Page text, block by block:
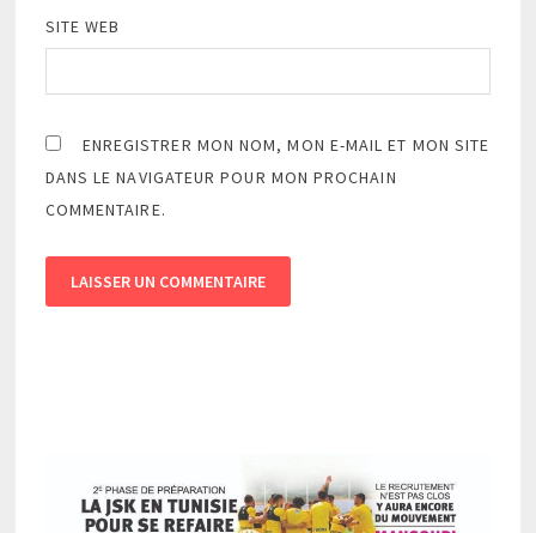
SITE WEB
ENREGISTRER MON NOM, MON E-MAIL ET MON SITE
DANS LE NAVIGATEUR POUR MON PROCHAIN
COMMENTAIRE.